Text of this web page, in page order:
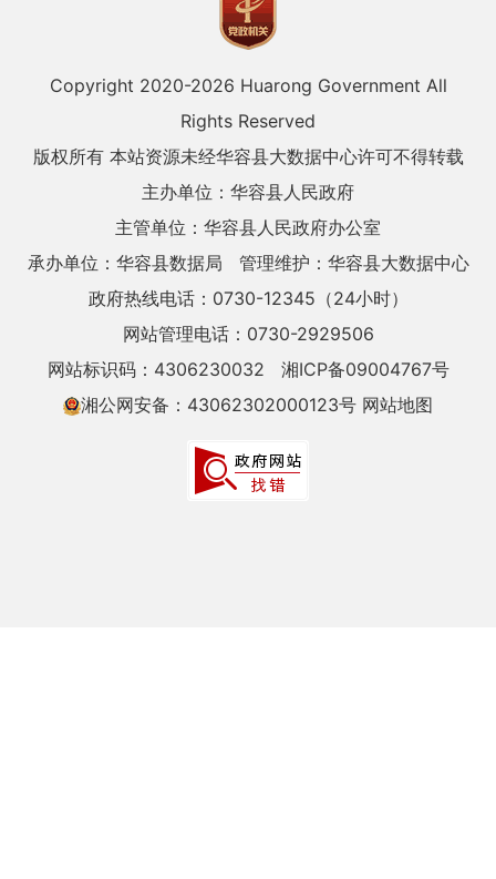
Copyright 2020-2026 Huarong Government All
Rights Reserved
版权所有 本站资源未经华容县大数据中心许可不得转载
主办单位：华容县人民政府
主管单位：华容县人民政府办公室
承办单位：华容县数据局
管理维护：华容县大数据中心
政府热线电话：0730-12345（24小时）
网站管理电话：0730-2929506
网站标识码：4306230032
湘ICP备09004767号
湘公网安备：43062302000123号 网站地图